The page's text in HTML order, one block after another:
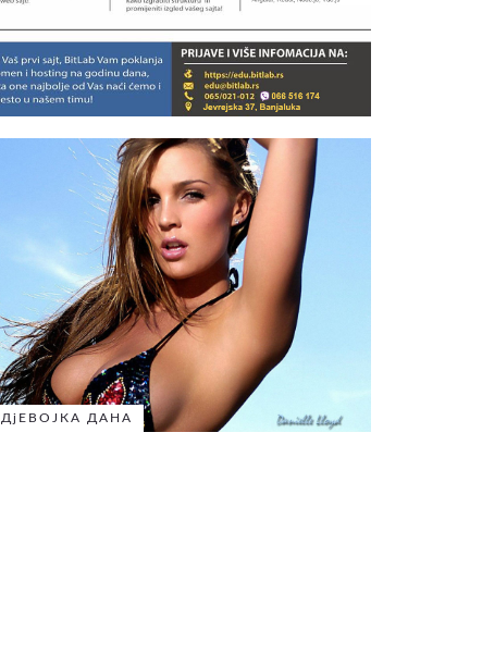
ДјЕВОЈКА ДАНА